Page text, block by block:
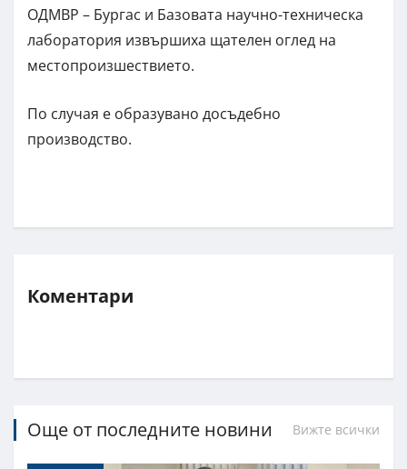
ОДМВР – Бургас и Базовата научно-техническа
лаборатория извършиха щателен оглед на
местопроизшествието.
По случая е образувано досъдебно
производство.
Коментари
Още от последните новини Вижте всички